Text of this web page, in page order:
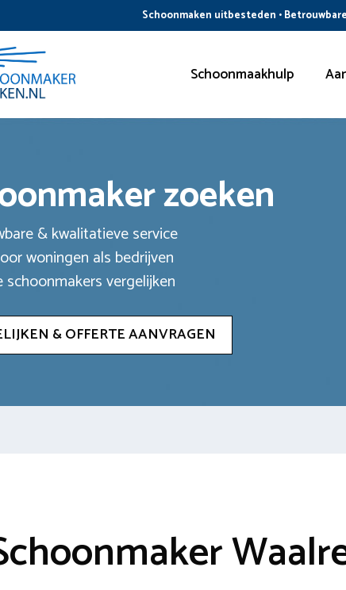
Schoonmaken uitbesteden •
Schoonmaakhulp
zoeken
& kwalitatieve service
woningen als bedrijven
schoonmakers vergelijken
& OFFERTE AANVRAGEN